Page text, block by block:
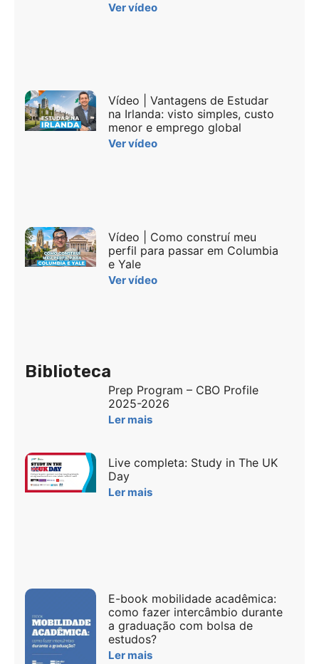
Ver vídeo
Vídeo | Vantagens de Estudar
na Irlanda: visto simples, custo
menor e emprego global
Ver vídeo
Vídeo | Como construí meu
perfil para passar em Columbia
e Yale
Ver vídeo
Biblioteca
Prep Program – CBO Profile
2025-2026
Ler mais
Live completa: Study in The UK
Day
Ler mais
E-book mobilidade acadêmica:
como fazer intercâmbio durante
a graduação com bolsa de
estudos?
Ler mais